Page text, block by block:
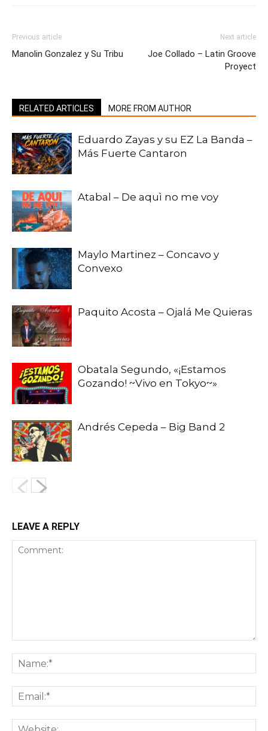
Previous article
Manolin Gonzalez y Su Tribu
Next article
Joe Collado – Latin Groove
Proyect
RELATED ARTICLES MORE FROM AUTHOR
Eduardo Zayas y su EZ La Banda –
Más Fuerte Cantaron
Atabal – De aquì no me voy
Maylo Martinez – Concavo y
Convexo
Paquito Acosta – Ojalá Me Quieras
Obatala Segundo, «¡Estamos
Gozando! ~Vivo en Tokyo~»
Andrés Cepeda – Big Band 2
LEAVE A REPLY